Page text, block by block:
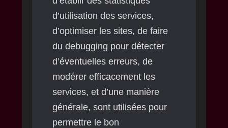
d’utilisation des services,
d’optimiser les sites, de faire
du debugging pour détecter
d’éventuelles erreurs, de
modérer efficacement les
services, et d’une manière
générale, sont utilisées pour
permettre le bon